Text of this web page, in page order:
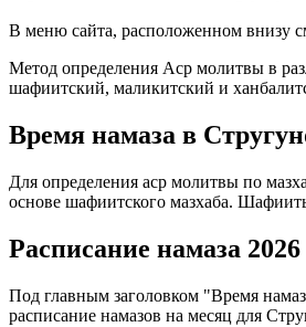
В меню сайта, расположенном внизу
Метод определения Аср молитвы в
шафиитский, маликитский и
Время намаза в
Для определения аср молитвы по
основе шафиитского мазхаба.
Расписание намаза
Под главным заголовком "Время
расписание намазов на месяц для